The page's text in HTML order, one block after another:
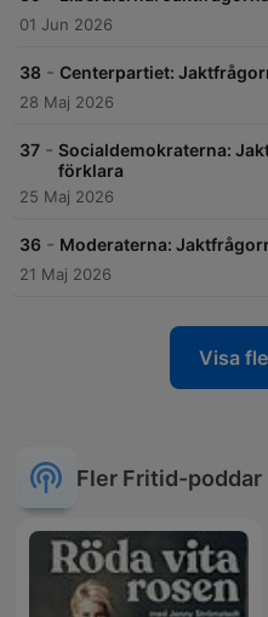
01 Jun 2026
38 - Centerpartiet:
28 Maj 2026
37 - Socialdemokraterna:
förklara
25 Maj 2026
36 - Moderaterna:
21 Maj 2026
Visa
Fler Fritid-poddar